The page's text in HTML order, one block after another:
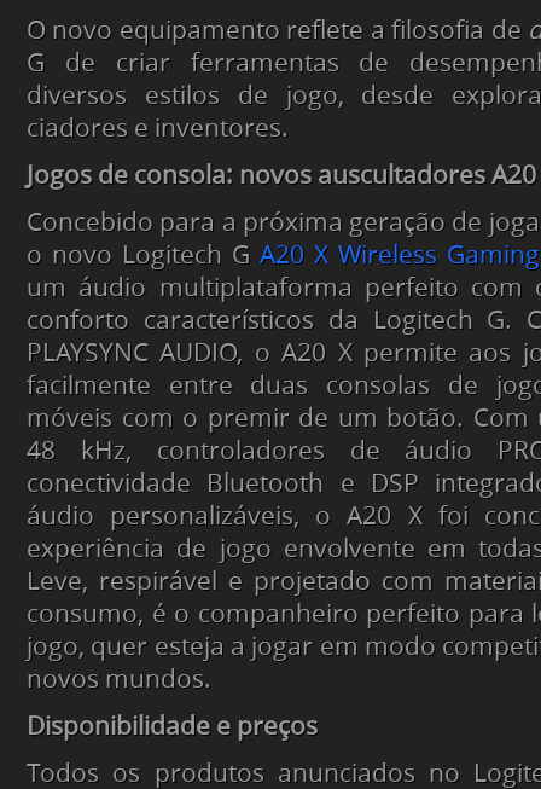
O novo equipamento reflete a filosofia de
G de criar ferramentas de
diversos estilos de jogo, desde
ciadores e inventores.
Jogos de consola: novos auscultadores A20
Concebido para a próxima geração de
o novo Logitech G A20 X Wireless
um áudio multiplataforma perfeito com
conforto característicos da Logitech G.
PLAYSYNC AUDIO, o A20 X permite aos
facilmente entre duas consolas de
móveis com o premir de um botão. Com
48 kHz, controladores de áudio PRO-
conectividade Bluetooth e DSP
áudio personalizáveis, o A20 X foi
experiência de jogo envolvente em
Leve, respirável e projetado com
consumo, é o companheiro perfeito para
jogo, quer esteja a jogar em modo
novos mundos.
Disponibilidade e preços
Todos os produtos anunciados no